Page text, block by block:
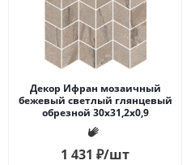
Декор Ифран мозаичный
бежевый светлый глянцевый
обрезной 30x31,2x0,9
1 431 ₽/шт